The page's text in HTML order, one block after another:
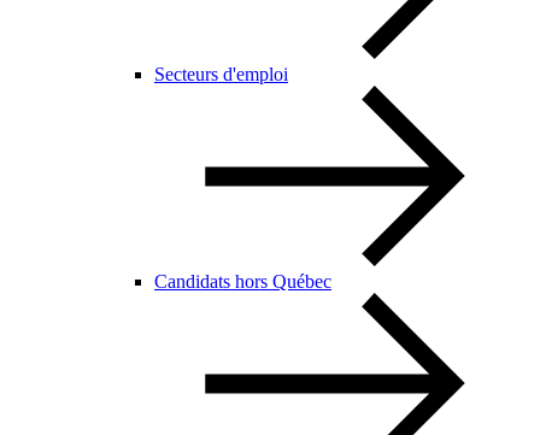
Secteurs d'emploi
Candidats hors Québec